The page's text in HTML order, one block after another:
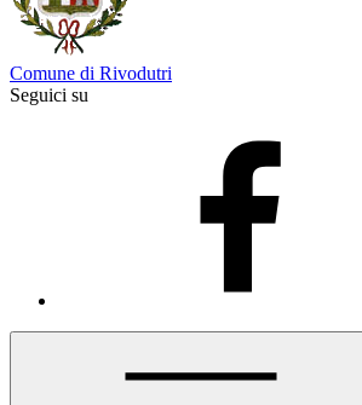
Comune di Rivodutri
Seguici su